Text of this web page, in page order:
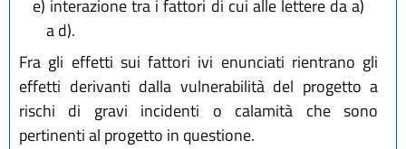
e) interazione tra i fattori di cui alle lettere da a)
a d).
Fra gli effetti sui fattori ivi enunciati rientrano gli
effetti derivanti dalla vulnerabilità del progetto a
rischi di gravi incidenti o calamità che sono
pertinenti al progetto in questione.